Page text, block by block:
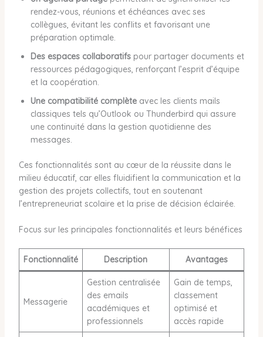
rendez-vous, réunions et échéances avec ses
collègues, évitant les conflits et favorisant une
préparation optimale.
Des espaces collaboratifspour partager documents et
ressources pédagogiques, renforçant l’esprit d’équipe
et la coopération.
Une compatibilité complèteavec les clients mails
classiques tels qu’Outlook ou Thunderbird qui assure
une continuité dans la gestion quotidienne des
messages.
Ces fonctionnalités sont au cœur de la réussite dans le
milieu éducatif, car elles fluidifient la communication et la
gestion des projets collectifs, tout en soutenant
l’entrepreneuriat scolaire et la prise de décision éclairée.
Focus sur les principales fonctionnalités et leurs bénéfices
Fonctionnalité Description Avantages
Messagerie
Gestion centralisée
des emails
académiques et
professionnels
Gain de temps,
classement
optimisé et
accès rapide